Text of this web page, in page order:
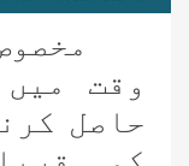
وقت
حاصل